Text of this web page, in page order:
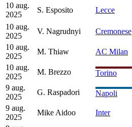
10 aug.
2025
S. Esposito Lecce
10 aug.
2025
V. Nagrudnyi Cremonese
10 aug.
2025
M. Thiaw AC Milan
10 aug.
2025
M. Brezzo Torino
9 aug.
2025
G. Raspadori Napoli
9 aug.
2025
Mike Aidoo Inter